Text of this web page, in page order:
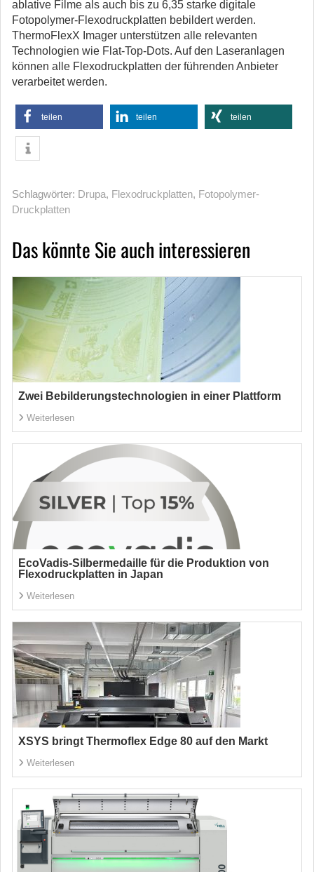
ablative Filme als auch bis zu 6,35 starke digitale
Fotopolymer-Flexodruckplatten bebildert werden.
ThermoFlexX Imager unterstützen alle relevanten
Technologien wie Flat-Top-Dots. Auf den Laseranlagen
können alle Flexodruckplatten der führenden Anbieter
verarbeitet werden.
teilen teilen teilen
Schlagwörter: Drupa, Flexodruckplatten, Fotopolymer-
Druckplatten
Das könnte Sie auch interessieren
Zwei Bebilderungstechnologien in einer Plattform
Weiterlesen
EcoVadis-Silbermedaille für die Produktion von
Flexodruckplatten in Japan
Weiterlesen
XSYS bringt Thermoflex Edge 80 auf den Markt
Weiterlesen